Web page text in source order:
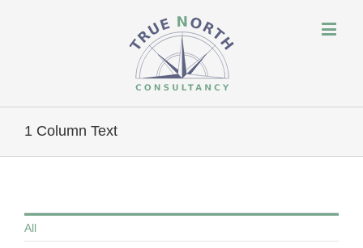
1 Column Text
All